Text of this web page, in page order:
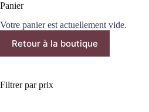
Panier
Votre panier est actuellement vide.
Retour à la boutique
Filtrer par prix